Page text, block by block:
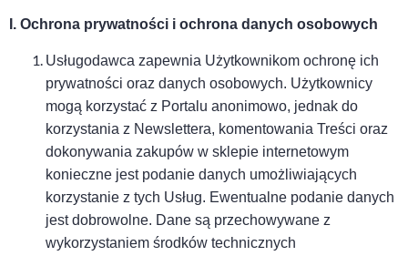
I. Ochrona prywatności i ochrona danych osobowych
Usługodawca zapewnia Użytkownikom ochronę ich
prywatności oraz danych osobowych. Użytkownicy
mogą korzystać z Portalu anonimowo, jednak do
korzystania z Newslettera, komentowania Treści oraz
dokonywania zakupów w sklepie internetowym
konieczne jest podanie danych umożliwiających
korzystanie z tych Usług. Ewentualne podanie danych
jest dobrowolne. Dane są przechowywane z
wykorzystaniem środków technicznych